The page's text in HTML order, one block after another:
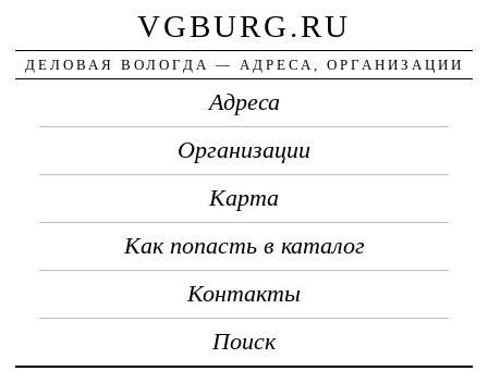
VGBURG.RU
ДЕЛОВАЯ ВОЛОГДА — АДРЕСА, ОРГАНИЗАЦИИ
Адреса
Организации
Карта
Как попасть в каталог
Контакты
Поиск